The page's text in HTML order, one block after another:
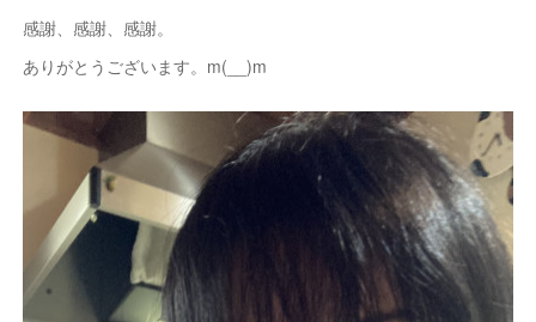
感謝、感謝、感謝。
ありがとうございます。m(__)m